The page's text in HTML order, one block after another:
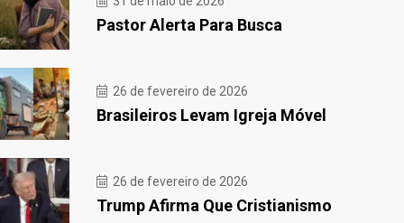
Pastor Alerta Para Busca
26 de fevereiro de 2026
Brasileiros Levam Igreja Móvel
26 de fevereiro de 2026
Trump Afirma Que Cristianismo